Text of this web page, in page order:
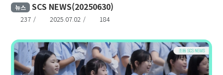
뉴스 SCS NEWS(20250630)
237 2025.07.02 184